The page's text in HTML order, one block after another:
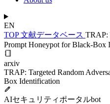
EN
TOP文献データベース TRAP:
Prompt Honeypot for Black-Box
arxiv
TRAP: Targeted Random
Box Identification
AIセキュリティポータルbot